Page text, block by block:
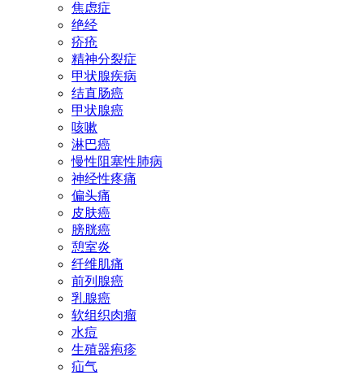
焦虑症
绝经
疥疮
精神分裂症
甲状腺疾病
结直肠癌
甲状腺癌
咳嗽
淋巴癌
慢性阻塞性肺病
神经性疼痛
偏头痛
皮肤癌
膀胱癌
憩室炎
纤维肌痛
前列腺癌
乳腺癌
软组织肉瘤
水痘
生殖器疱疹
疝气